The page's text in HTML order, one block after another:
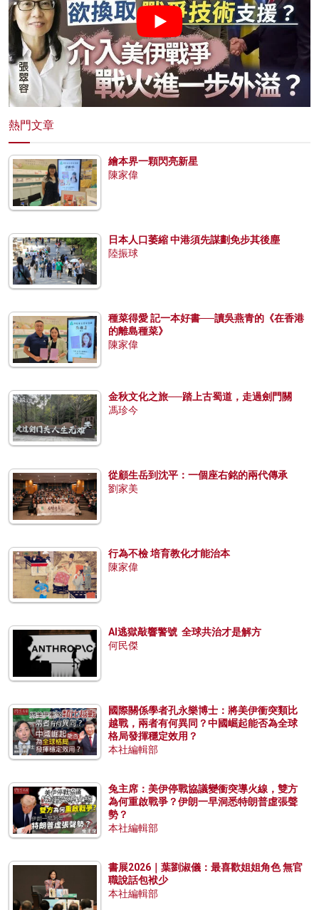
熱門文章
繪本界一顆閃亮新星
陳家偉
日本人口萎縮 中港須先謀劃免步其後塵
陸振球
種菜得愛 記一本好書──讀吳燕青的《在香港
的離島種菜》
陳家偉
金秋文化之旅──踏上古蜀道，走過劍門關
馮珍今
從顧生岳到沈平：一個座右銘的兩代傳承
劉家美
行為不檢 培育教化才能治本
陳家偉
AI逃獄敲響警號 全球共治才是解方
何民傑
國際關係學者孔永樂博士：將美伊衝突類比
越戰，兩者有何異同？中國崛起能否為全球
格局發揮穩定效用？
本社編輯部
兔主席：美伊停戰協議變衝突導火線，雙方
為何重啟戰爭？伊朗一早洞悉特朗普虛張聲
勢？
本社編輯部
書展2026｜葉劉淑儀：最喜歡姐姐角色 無官
職說話包袱少
本社編輯部